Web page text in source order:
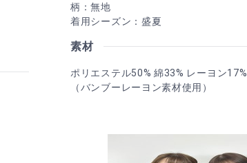
柄：無地
着用シーズン：盛夏
素材
ポリエステル50% 綿33% レーヨン17%
（バンブーレーヨン素材使用）